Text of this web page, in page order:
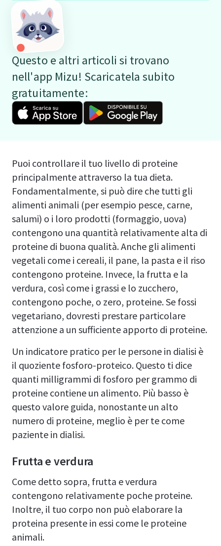
Questo e altri articoli si trovano
nell'app Mizu! Scaricatela subito
gratuitamente:
Puoi controllare il tuo livello di proteine
principalmente attraverso la tua dieta.
Fondamentalmente, si può dire che tutti gli
alimenti animali (per esempio pesce, carne,
salumi) o i loro prodotti (formaggio, uova)
contengono una quantità relativamente alta di
proteine di buona qualità. Anche gli alimenti
vegetali come i cereali, il pane, la pasta e il riso
contengono proteine. Invece, la frutta e la
verdura, così come i grassi e lo zucchero,
contengono poche, o zero, proteine. Se fossi
vegetariano, dovresti prestare particolare
attenzione a un sufficiente apporto di proteine.
Un indicatore pratico per le persone in dialisi è
il quoziente fosforo-proteico. Questo ti dice
quanti milligrammi di fosforo per grammo di
proteine contiene un alimento. Più basso è
questo valore guida, nonostante un alto
numero di proteine, meglio è per te come
paziente in dialisi.
Frutta e verdura
Come detto sopra, frutta e verdura
contengono relativamente poche proteine.
Inoltre, il tuo corpo non può elaborare la
proteina presente in essi come le proteine
animali.